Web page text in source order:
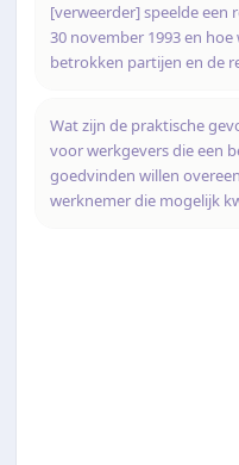
[verweerder] speelde een
30 november 1993 en
betrokken partijen en de
Wat zijn de praktische
voor werkgevers die een
goedvinden willen
werknemer die mogelijk